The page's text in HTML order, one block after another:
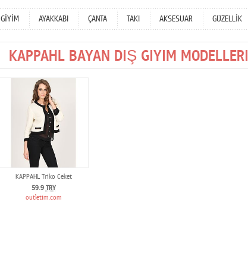
GİYİM AYAKKABI ÇANTA TAKI AKSESUAR GÜZELLİK
KAPPAHL BAYAN DIŞ GIYIM MODELLERI
KAPPAHL Triko Ceket
59.9 TRY
outletim.com